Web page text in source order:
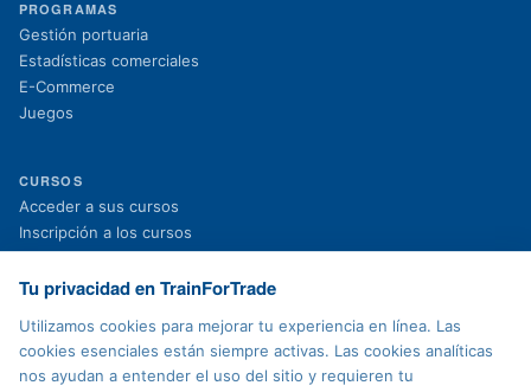
PROGRAMAS
Gestión portuaria
Estadísticas comerciales
E-Commerce
Juegos
CURSOS
Acceder a sus cursos
Inscripción a los cursos
Proyectos en curso
Proyectos finalizados
AVISO LEGAL
Tu privacidad en TrainForTrade
Utilizamos cookies para mejorar tu experiencia en línea. Las
cookies esenciales están siempre activas. Las cookies analíticas
nos ayudan a entender el uso del sitio y requieren tu